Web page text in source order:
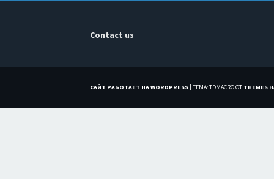
Contact us
САЙТ РАБОТАЕТ НА WORDPRESS ТЕМА: TDMACRO ОТ THEMES